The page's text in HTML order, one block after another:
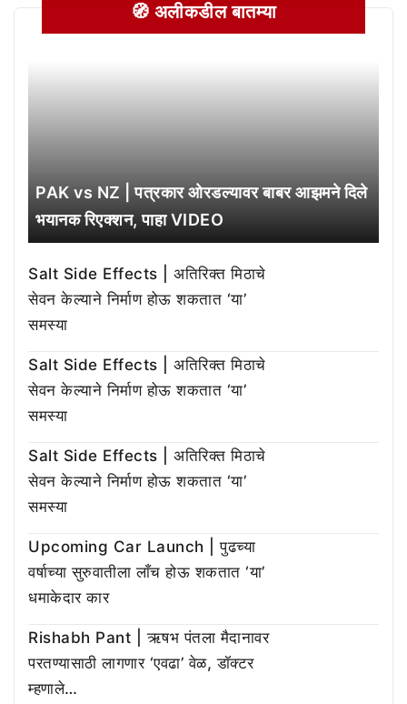
🧭 अलीकडील बातम्या
PAK vs NZ | पत्रकार ओरडल्यावर बाबर आझमने दिले
भयानक रिएक्शन, पाहा VIDEO
Salt Side Effects | अतिरिक्त मिठाचे
सेवन केल्याने निर्माण होऊ शकतात ‘या’
समस्या
Salt Side Effects | अतिरिक्त मिठाचे
सेवन केल्याने निर्माण होऊ शकतात ‘या’
समस्या
Salt Side Effects | अतिरिक्त मिठाचे
सेवन केल्याने निर्माण होऊ शकतात ‘या’
समस्या
Upcoming Car Launch | पुढच्या
वर्षाच्या सुरुवातीला लाँच होऊ शकतात ‘या’
धमाकेदार कार
Rishabh Pant | ऋषभ पंतला मैदानावर
परतण्यासाठी लागणार ‘एवढा’ वेळ, डॉक्टर
म्हणाले…